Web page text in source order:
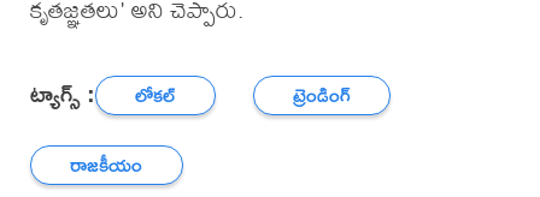
ట్యాగ్స్ : లోకల్
ట్రెండింగ్
రాజకీయం